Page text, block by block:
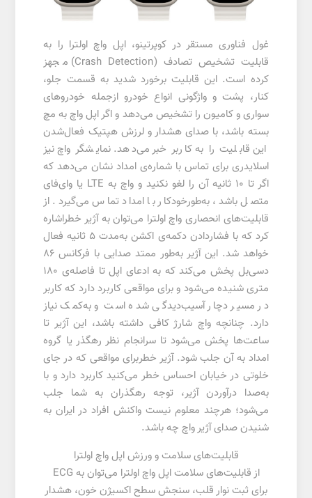
غول فناوری مستقر در کوپرتینو، اپل واچ اولترا را به
قابلیت تشخیص تصادف (Crash Detection) مجهز
کرده است. این قابلیت برخورد شدید به قسمت جلو،
کنار، پشت و واژگونی انواع خودرو ازجمله خودروهای
سواری و کامیون را تشخیص می‌دهد و اگر اپل واچ به مچ
بسته باشد،‌ با صدای هشدار و لرزش هپتیک فعال‌شدن
این قابلیت را به کاربر خبر می‌دهد. نمایشگر واچ نیز
اسلایدری برای تماس با شماره‌ی امداد نشان می‌دهد که
اگر تا 10 ثانیه آن را لغو نکنید و واچ به LTE یا وای‌فای
متصل باشد، به‌طورخودکار با امداد تماس می‌گیرد. از
قابلیت‌های انحصاری واچ اولترا می‌توان به آژیر خطراشاره
کرد که با فشار‌دادن دکمه‌ی اکشن به‌مدت 5 ثانیه فعال
خواهد شد. این آژیر به‌طور ممتد صدایی با فرکانس 86
دسی‌بل پخش می‌کند که به‌ ادعای اپل تا فاصله‌ی 180
متری شنیده می‌شود و برای مواقعی کاربرد دارد که کاربر
در مسیر دچار آسیب‌دیدگی شده است و به‌کمک نیاز
دارد. چنانچه واچ شارژ کافی داشته باشد، این آژیر تا
ساعت‌ها پخش می‌شود تا سرانجام نظر رهگذر یا گروه
امداد به آن جلب شود. آژیر خطربرای مواقعی که در جای
خلوتی در خیابان احساس خطر می‌کنید کاربرد دارد و با
به‌صدا در‌آوردن آژیر، توجه رهگذران به شما جلب
می‌شود؛ هرچند معلوم نیست واکنش افراد در ایران به
شنیدن صدای آژیر واچ چه باشد.
قابلیت‌های سلامت و ورزش اپل واچ اولترا
از قابلیت‌های سلامت اپل واچ اولترا می‌توان به ECG
برای ثبت نوار قلب، سنجش سطح اکسیژن خون، هشدار